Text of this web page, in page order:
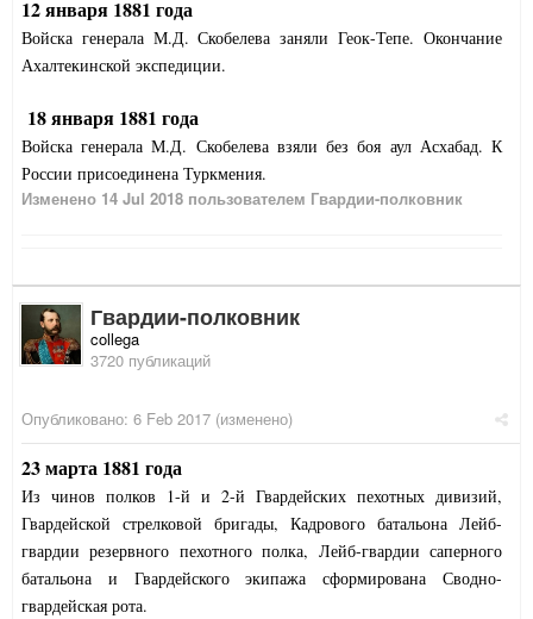
12 января 1881 года
Войска генерала М.Д. Скобелева заняли Геок-Тепе. Окончание
Ахалтекинской экспедиции.
18 января 1881 года
Войска генерала М.Д. Скобелева взяли без боя аул Асхабад. К
России присоединена Туркмения.
Изменено 14 Jul 2018 пользователем Гвардии-полковник
Гвардии-полковник
collega
3720 публикаций
Опубликовано: 6 Feb 2017 (изменено)
23 марта 1881 года
Из чинов полков 1-й и 2-й Гвардейских пехотных дивизий,
Гвардейской стрелковой бригады, Кадрового батальона Лейб-
гвардии резервного пехотного полка, Лейб-гвардии саперного
батальона и Гвардейского экипажа сформирована Сводно-
гвардейская рота.